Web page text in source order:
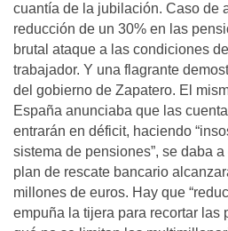
cuantía de la jubilación. Caso de
reducción de un 30% en las
brutal ataque a las condiciones
trabajador. Y una flagrante
del gobierno de Zapatero. El
España anunciaba que las
entrarán en déficit, haciendo
sistema de pensiones”, se daba
plan de rescate bancario
millones de euros. Hay que
empuña la tijera para recortar las